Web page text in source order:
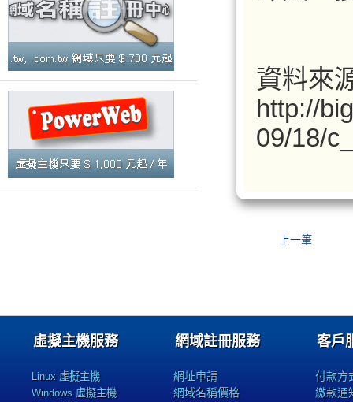
資料來
http://
09/18/
上一筆
虛擬主機服務
Linux 虛擬主機
Windows 虛擬主機
網域註冊服務
網址申請
網域名稱價格
客戶
付款方
繳款通